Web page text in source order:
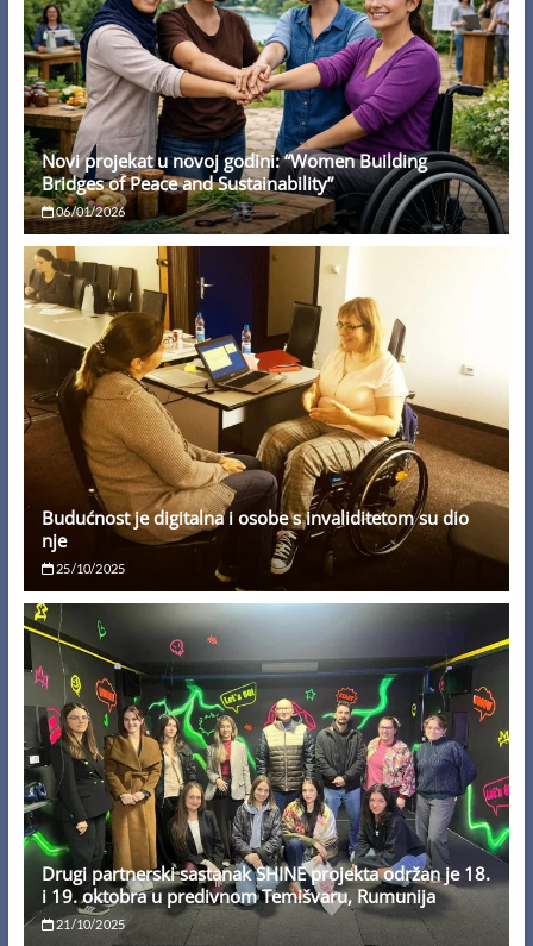
Novi projekat u novoj godini: “Women Building
Bridges of Peace and Sustainability”
06/01/2026
Budućnost je digitalna i osobe s invaliditetom su dio
nje
25/10/2025
Drugi partnerski sastanak SHINE projekta održan je 18.
i 19. oktobra u predivnom Temišvaru, Rumunija
21/10/2025